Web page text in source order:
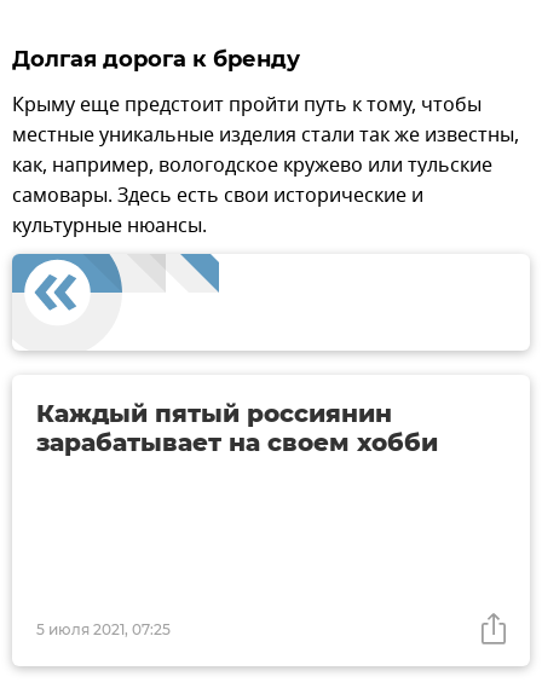
Долгая дорога к бренду
Крыму еще предстоит пройти путь к тому, чтобы
местные уникальные изделия стали так же известны,
как, например, вологодское кружево или тульские
самовары. Здесь есть свои исторические и
культурные нюансы.
5 июля 2021, 07:25
Каждый пятый россиянин
зарабатывает на своем хобби